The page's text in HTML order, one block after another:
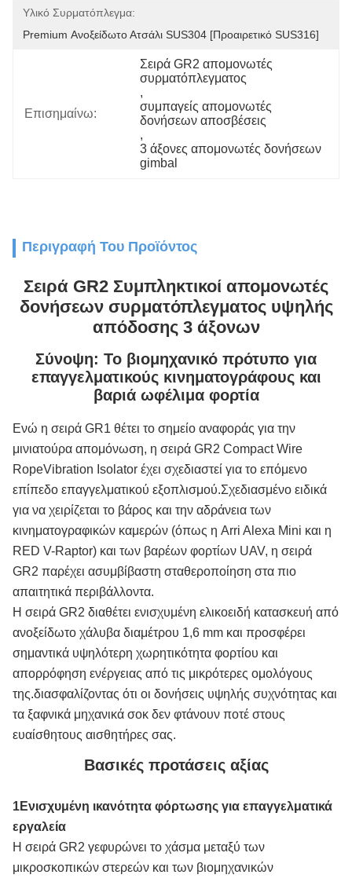
Υλικό Συρματόπλεγμα:
Premium Ανοξείδωτο Ατσάλι SUS304 [Προαιρετικό SUS316]
Επισημαίνω:
Σειρά GR2 απομονωτές
συρματόπλεγματος
,
συμπαγείς απομονωτές
δονήσεων αποσβέσεις
,
3 άξονες απομονωτές δονήσεων
gimbal
Περιγραφή Του Προϊόντος
Σειρά GR2 Συμπληκτικοί απομονωτές
δονήσεων συρματόπλεγματος υψηλής
απόδοσης 3 άξονων
Σύνοψη: Το βιομηχανικό πρότυπο για
επαγγελματικούς κινηματογράφους και
βαριά ωφέλιμα φορτία
Ενώ η σειρά GR1 θέτει το σημείο αναφοράς για την
μινιατούρα απομόνωση, η σειρά GR2 Compact Wire
RopeVibration Isolator έχει σχεδιαστεί για το επόμενο
επίπεδο επαγγελματικού εξοπλισμού.Σχεδιασμένο ειδικά
για να χειρίζεται το βάρος και την αδράνεια των
κινηματογραφικών καμερών (όπως η Arri Alexa Mini και η
RED V-Raptor) και των βαρέων φορτίων UAV, η σειρά
GR2 παρέχει ασυμβίβαστη σταθεροποίηση στα πιο
απαιτητικά περιβάλλοντα.
Η σειρά GR2 διαθέτει ενισχυμένη ελικοειδή κατασκευή από
ανοξείδωτο χάλυβα διαμέτρου 1,6 mm και προσφέρει
σημαντικά υψηλότερη χωρητικότητα φορτίου και
απορρόφηση ενέργειας από τις μικρότερες ομολόγους
της.διασφαλίζοντας ότι οι δονήσεις υψηλής συχνότητας και
τα ξαφνικά μηχανικά σοκ δεν φτάνουν ποτέ στους
ευαίσθητους αισθητήρες σας.
Βασικές προτάσεις αξίας
1Ενισχυμένη ικανότητα φόρτωσης για επαγγελματικά
εργαλεία
Η σειρά GR2 γεφυρώνει το χάσμα μεταξύ των
μικροσκοπικών στερεών και των βιομηχανικών